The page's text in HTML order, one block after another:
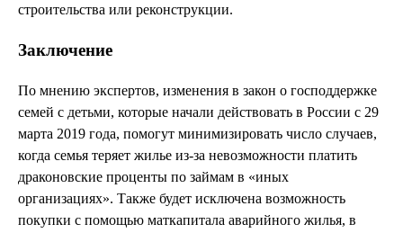
строительства или реконструкции.
Заключение
По мнению экспертов, изменения в закон о господдержке
семей с детьми, которые начали действовать в России с 29
марта 2019 года, помогут минимизировать число случаев,
когда семья теряет жилье из-за невозможности платить
драконовские проценты по займам в «иных
организациях». Также будет исключена возможность
покупки с помощью маткапитала аварийного жилья, в